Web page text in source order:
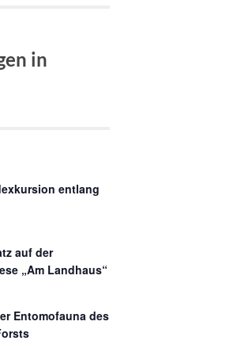
in
entlang
auf der
„Am Landhaus“
Entomofauna des